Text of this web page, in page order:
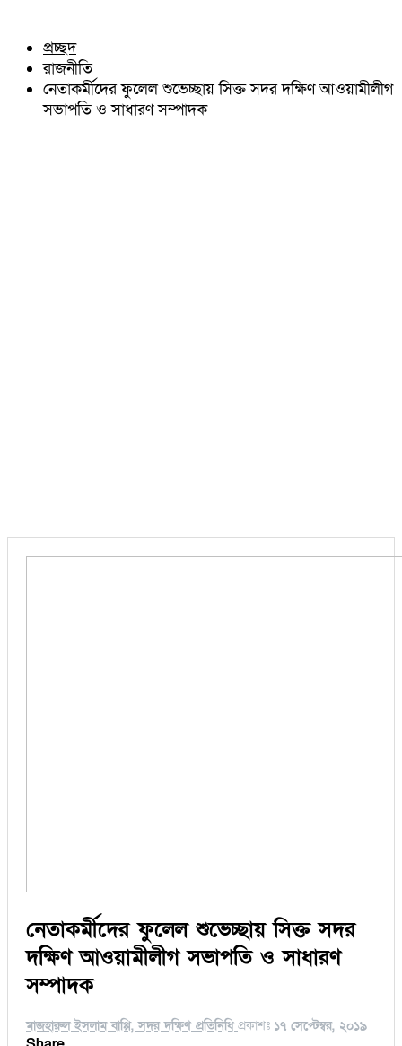
লালমাই
দাউদকান্দি
কুমিল্লার ঐতিহ্য
প্রচ্ছদ
রাজনীতি
নেতাকর্মীদের ফুলেল শুভেচ্ছায় সিক্ত সদর দক্ষিণ আওয়ামীলীগ
সভাপতি ও সাধারণ সম্পাদক
নেতাকর্মীদের ফুলেল শুভেচ্ছায় সিক্ত সদর
দক্ষিণ আওয়ামীলীগ সভাপতি ও সাধারণ
সম্পাদক
মাজহারুল ইসলাম বাপ্পি, সদর দক্ষিণ প্রতিনিধি প্রকাশঃ ১৭ সেপ্টেম্বর, ২০১৯